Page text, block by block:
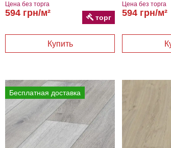
Цена без торга
594 грн/м² торг
Цена без торга
594 грн/м²
Бесплатная доставка